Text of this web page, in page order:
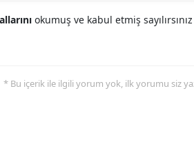
okumuş ve kabul etmiş sayılırsınız
* Bu içerik ile ilgili yorum yok, ilk yorumu siz